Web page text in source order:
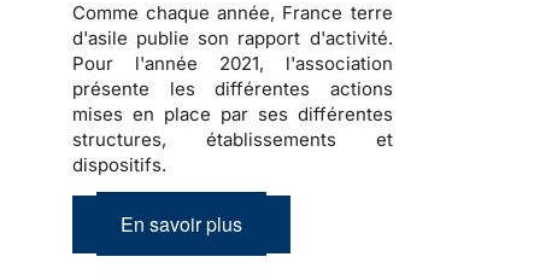
Comme chaque année, France terre
d'asile publie son rapport d'activité.
Pour l'année 2021, l'association
présente les différentes actions
mises en place par ses différentes
structures, établissements et
dispositifs.
En savoir plus